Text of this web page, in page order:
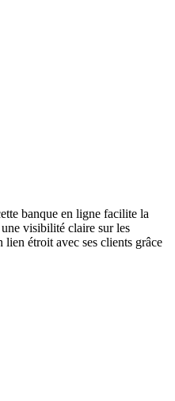
banque en ligne facilite la
visibilité claire sur les
lien étroit avec ses clients grâce